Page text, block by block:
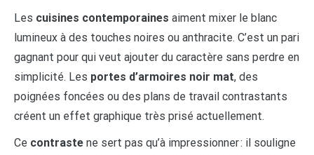
Les cuisines contemporaines aiment mixer le blanc
lumineux à des touches noires ou anthracite. C’est un pari
gagnant pour qui veut ajouter du caractère sans perdre en
simplicité. Les portes d’armoires noir mat, des
poignées foncées ou des plans de travail contrastants
créent un effet graphique très prisé actuellement.
Ce contraste ne sert pas qu’à impressionner : il souligne